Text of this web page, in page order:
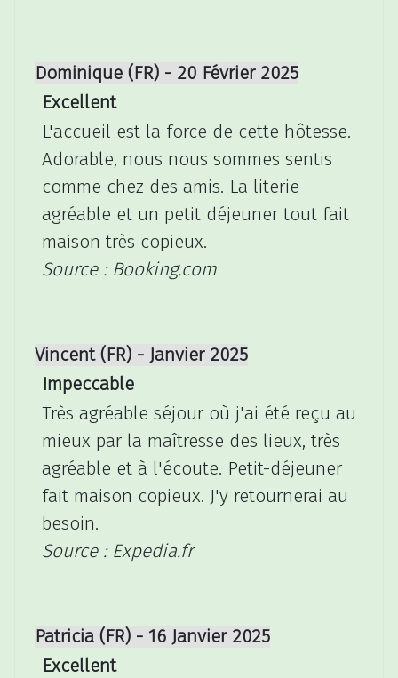
Dominique (FR) - 20 Février 2025
Excellent
L'accueil est la force de cette hôtesse.
Adorable, nous nous sommes sentis
comme chez des amis. La literie
agréable et un petit déjeuner tout fait
maison très copieux.
Source : Booking.com
Vincent (FR) - Janvier 2025
Impeccable
Très agréable séjour où j'ai été reçu au
mieux par la maîtresse des lieux, très
agréable et à l'écoute. Petit-déjeuner
fait maison copieux. J'y retournerai au
besoin.
Source : Expedia.fr
Patricia (FR) - 16 Janvier 2025
Excellent